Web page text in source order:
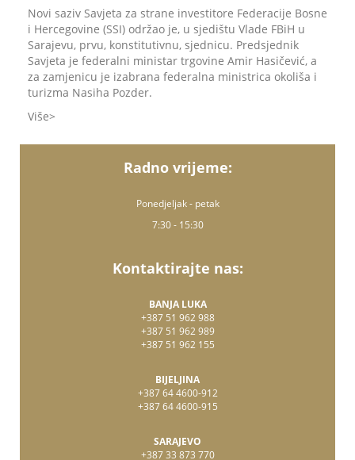
Novi saziv Savjeta za strane investitore Federacije Bosne
i Hercegovine (SSI) održao je, u sjedištu Vlade FBiH u
Sarajevu, prvu, konstitutivnu, sjednicu. Predsjednik
Savjeta je federalni ministar trgovine Amir Hasičević, a
za zamjenicu je izabrana federalna ministrica okoliša i
turizma Nasiha Pozder.
Više
Radno vrijeme:
Ponedjeljak - petak
7:30 - 15:30
Kontaktirajte nas:
BANJA LUKA
+387 51 962 988
+387 51 962 989
+387 51 962 155
BIJELJINA
+387 64 4600-912
+387 64 4600-915
SARAJEVO
+387 33 873 770